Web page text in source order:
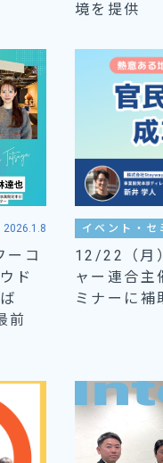
境を提供
2026.1.8
ーコ
ド
前
イベント・セ
12/22（月
ャー連合主
ミナーに補